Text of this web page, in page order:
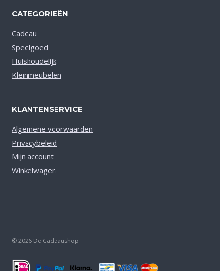
CATEGORIEËN
Cadeau
Speelgoed
Huishoudelijk
Kleinmeubelen
KLANTENSERVICE
Algemene voorwaarden
Privacybeleid
Mijn account
Winkelwagen
© 2026 De Cadeaushop